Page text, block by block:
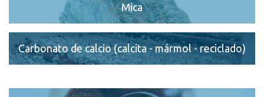
Mica
Carbonato de calcio (calcita - mármol - reciclado)